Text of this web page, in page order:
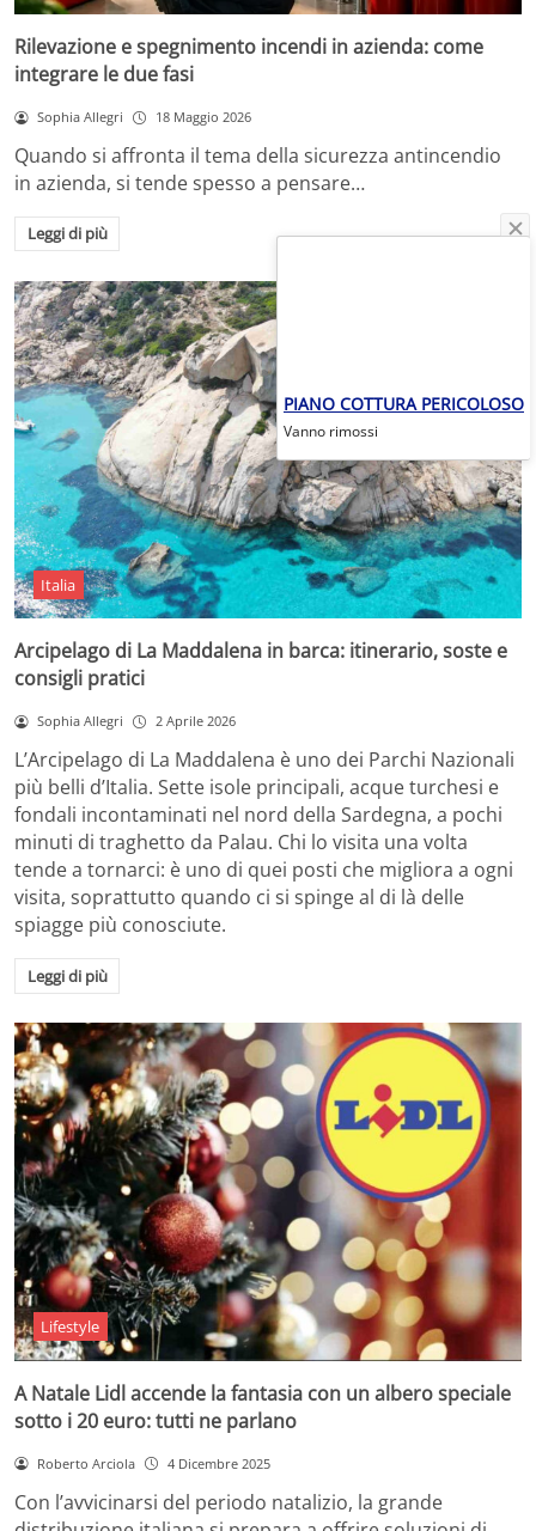
Rilevazione e spegnimento incendi in azienda: come
integrare le due fasi
Sophia Allegri 18 Maggio 2026
Quando si affronta il tema della sicurezza antincendio
in azienda, si tende spesso a pensare…
Leggi di più
Italia
Arcipelago di La Maddalena in barca: itinerario, soste e
consigli pratici
Sophia Allegri 2 Aprile 2026
L’Arcipelago di La Maddalena è uno dei Parchi Nazionali
più belli d’Italia. Sette isole principali, acque turchesi e
fondali incontaminati nel nord della Sardegna, a pochi
minuti di traghetto da Palau. Chi lo visita una volta
tende a tornarci: è uno di quei posti che migliora a ogni
visita, soprattutto quando ci si spinge al di là delle
spiagge più conosciute.
Leggi di più
Lifestyle
A Natale Lidl accende la fantasia con un albero speciale
sotto i 20 euro: tutti ne parlano
Roberto Arciola 4 Dicembre 2025
Con l’avvicinarsi del periodo natalizio, la grande
PIANO COTTURA PERICOLOSO
Vanno rimossi